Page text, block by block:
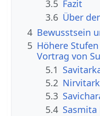
3.5 Fazit
3.6 Über
4 Bewusstsein
5 Höhere
Vortrag von
5.1
5.2
5.3
5.4 Sasmita